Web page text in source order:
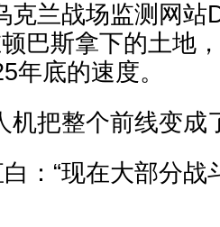
克兰战场监测网站
巴斯拿下的土地
年底的速度。
机把整个前线变成
白：“现在大部分